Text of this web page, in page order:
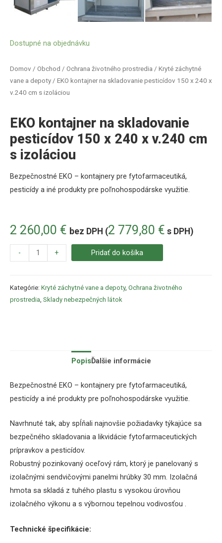
Domov / Obchod / Ochrana životného prostredia / Kryté záchytné
vane a depoty / EKO kontajner na skladovanie pesticídov 150 x 240 x
v.240 cm s izoláciou
EKO kontajner na skladovanie
pesticídov 150 x 240 x v.240 cm
s izoláciou
2 260,00 € bez DPH (2 779,80 € s DPH)
Bezpečnostné EKO – kontajnery pre fytofarmaceutiká,
pesticídy a iné produkty pre poľnohospodárske využitie.
Dostupné na objednávku
- + Pridať do košíka
Kategórie: Kryté záchytné vane a depoty, Ochrana životného
prostredia, Sklady nebezpečných látok
PopisĎalšie informácie
Bezpečnostné EKO – kontajnery pre fytofarmaceutiká,
pesticídy a iné produkty pre poľnohospodárske využitie.
Navrhnuté tak, aby spĺňali najnovšie požiadavky týkajúce sa
bezpečného skladovania a likvidácie fytofarmaceutických
prípravkov a pesticídov.
Robustný pozinkovaný oceľový rám, ktorý je panelovaný s
izolačnými sendvičovými panelmi hrúbky 30 mm. Izolačná
hmota sa skladá z tuhého plastu s vysokou úrovňou
izolačného výkonu a s výbornou tepelnou vodivosťou .
Technické špecifikácie: